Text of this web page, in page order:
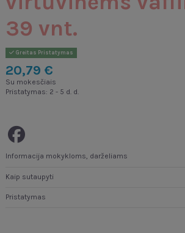
39 vnt.
Greitas Pristatymas
20,79 €
Su mokesčiais
Pristatymas: 2 - 5 d. d.
Informacija mokykloms, darželiams
Kaip sutaupyti
Pristatymas